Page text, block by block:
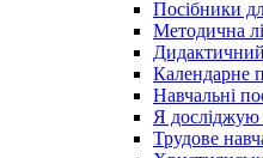
Посібники
Методична
Календарне
Навчальні
Я досліджую
Трудове